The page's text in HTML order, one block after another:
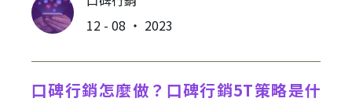
12 - 08 ‧ 2023
口碑行銷怎麼做？口碑行銷5T策略是什